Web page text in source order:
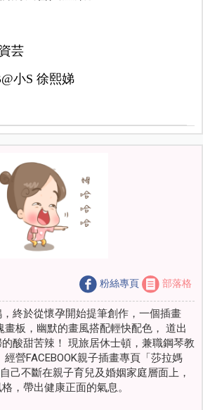
芸
小S 徐熙娣
粉絲專頁 部落格
終於從懷孕開始提筆創作，一個插畫
畫板，幽默的畫風搭配輕快配色， 道出
酸甜苦辣！ 現旅居休士頓，兼職鋼琴教
營FACEBOOK親子插畫專頁「莎拉媽
己不斷在親子育兒及婚姻家庭層面上，
，帶出健康正面的氣息。